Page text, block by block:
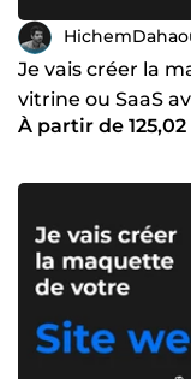
Je vais créer la
vitrine ou SaaS
À partir de 125,02